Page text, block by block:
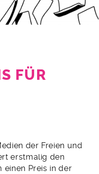
FÜR
der Freien und
erstmalig den
Preis in der